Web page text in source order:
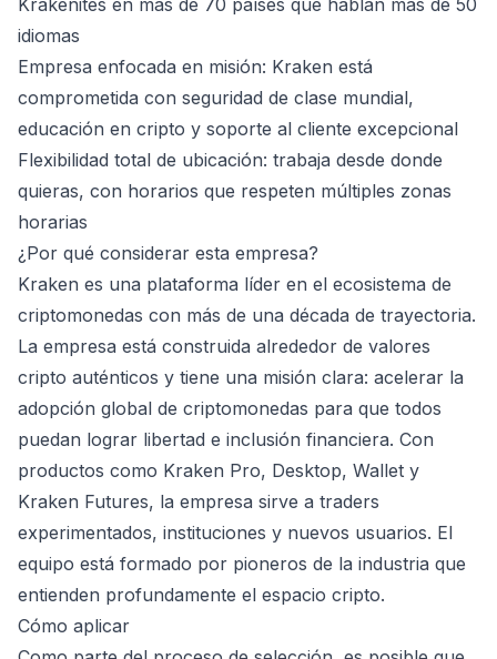
Krakenites en más de 70 países que hablan más de 50
idiomas
Empresa enfocada en misión: Kraken está
comprometida con seguridad de clase mundial,
educación en cripto y soporte al cliente excepcional
Flexibilidad total de ubicación: trabaja desde donde
quieras, con horarios que respeten múltiples zonas
horarias
¿Por qué considerar esta empresa?
Kraken es una plataforma líder en el ecosistema de
criptomonedas con más de una década de trayectoria.
La empresa está construida alrededor de valores
cripto auténticos y tiene una misión clara: acelerar la
adopción global de criptomonedas para que todos
puedan lograr libertad e inclusión financiera. Con
productos como Kraken Pro, Desktop, Wallet y
Kraken Futures, la empresa sirve a traders
experimentados, instituciones y nuevos usuarios. El
equipo está formado por pioneros de la industria que
entienden profundamente el espacio cripto.
Cómo aplicar